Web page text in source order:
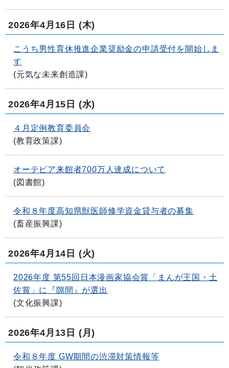
2026年4月16日 (木)
こうち男性育休推進企業奨励金の申請受付を開始しま
す
(元気な未来創造課)
2026年4月15日 (水)
４月定例教育委員会
(教育政策課)
オーテピア来館者700万人達成について
(図書館)
令和８年度高知県獣医師修学資金貸与者の募集
(畜産振興課)
2026年4月14日 (火)
2026年度 第55回日本漫画家協会賞「まんが王国・土
佐賞」に『隙間』が選出
(文化振興課)
2026年4月13日 (月)
令和８年度 GW期間の渋滞対策情報等